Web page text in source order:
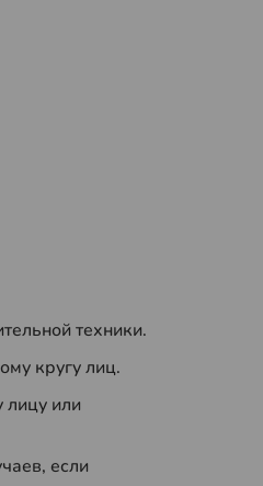
техники.
кругу лиц.
или
если